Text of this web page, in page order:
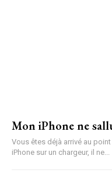
Mon iPhone ne
Vous êtes déjà arrivé au
iPhone sur un chargeur, il ne...